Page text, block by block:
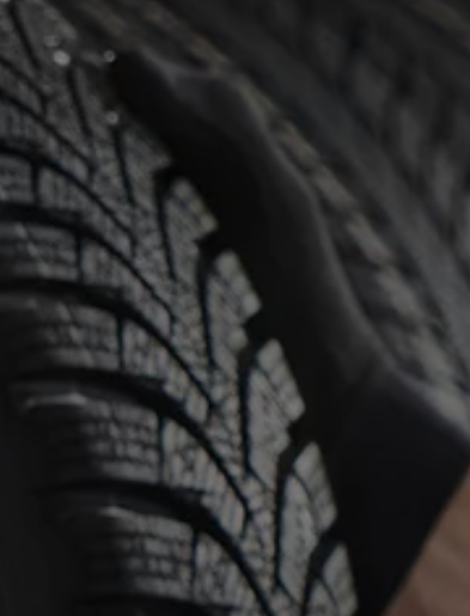
Aggiornamenti software
Aggiornamenti software per ID. Buzz
Car-Net e App-connect
California App
Service
Promozioni
Manutenzione e Servizi
Piani di Manutenzione
Ricambi, Oli Motore e Fluidi
Ruote e Pneumatici
Servizio Officina Mobile
Finanziamento Save&Care
Accessori
Manuale uso e Manutenzione
Servizio Mobilità
Garanzie
Informazioni utili
Mondo Volkswagen
Il Bar del Lunedì
VanLife Stories
75 anni di Bulli
Guida autonoma
ID. Buzz al World Ducati Week 2026
Contatti